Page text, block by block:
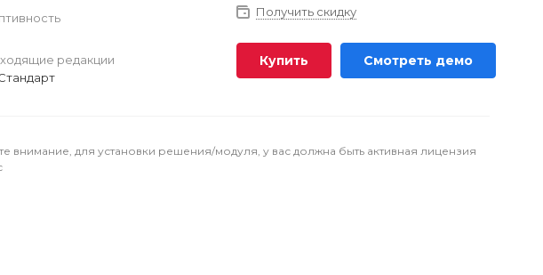
редакции
Получить скидку
Купить Смотреть демо
внимание, для установки решения/модуля, у вас должна быть активная лицензия